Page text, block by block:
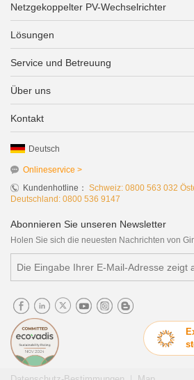
Netzgekoppelter PV-Wechselrichter
Lösungen
Service und Betreuung
Über uns
Kontakt
Deutsch
Onlineservice >
Kundenhotline： Schweiz: 0800 563 032
Deutschland: 0800 536 9147
Abonnieren Sie unseren Newsletter
Holen Sie sich die neuesten Nachrichten von